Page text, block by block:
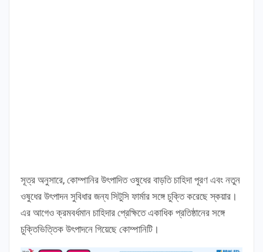
সূত্র অনুসারে, কোম্পানির উৎপাদিত ওষুধের বাড়তি চাহিদা পূরণ এবং নতুন
ওষুধের উৎপাদন সুবিধার জন্য সিটুসি ফার্মার সঙ্গে চুক্তি করেছে স্কয়ার।
এর আগেও ক্রমবর্ধমান চাহিদার প্রেক্ষিতে একাধিক প্রতিষ্ঠানের সঙ্গে
চুক্তিভিত্তিক উৎপাদনে গিয়েছে কোম্পানিটি।